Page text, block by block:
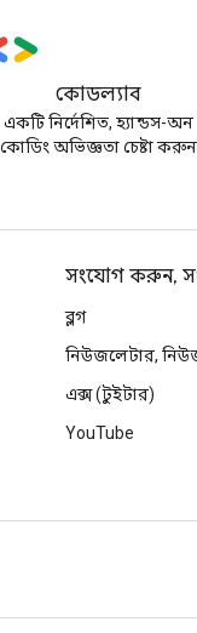
কোডল্যাব
একটি নির্দেশিত, হ্যান্ডস-অন
কোডিং অভিজ্ঞতা চেষ্টা করুন
সংযোগ করুন,
ব্লগ
নিউজলেটার,
এক্স (টুইটার)
YouTube